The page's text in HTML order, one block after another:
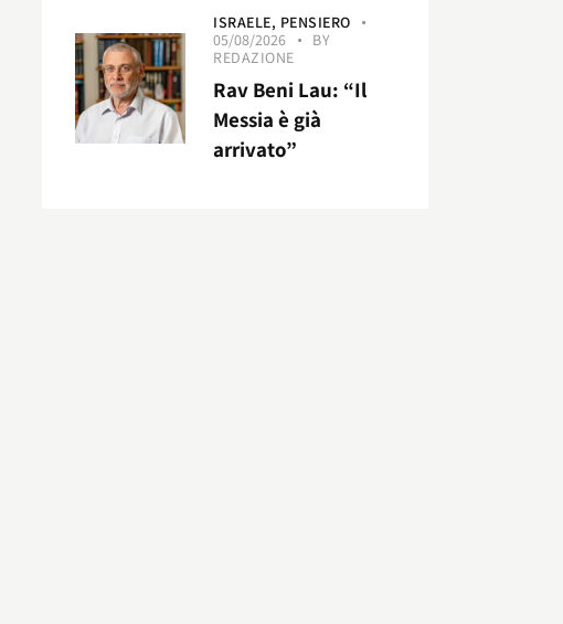
ISRAELE, PENSIERO
05/08/2026
BY
REDAZIONE
Rav Beni Lau: “Il
Messia è già
arrivato”